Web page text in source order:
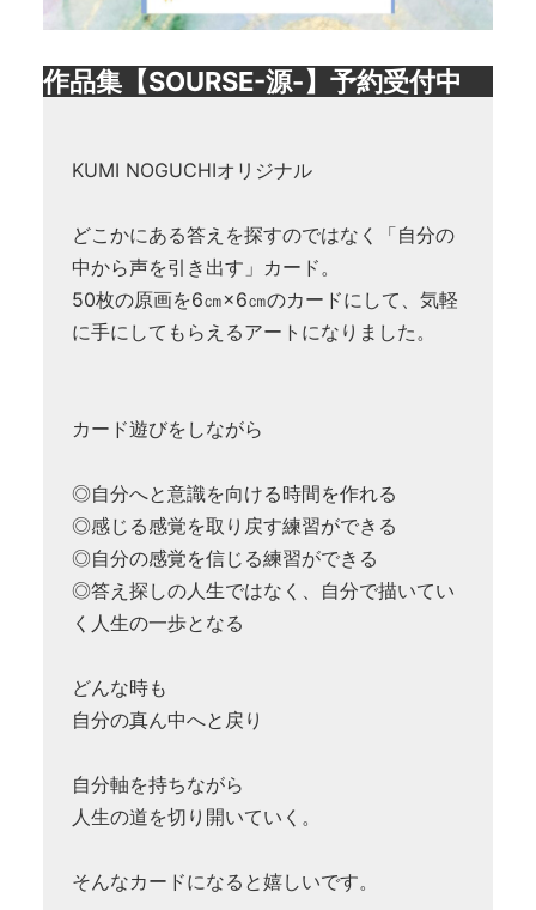
作品集【SOURSE-源-】予約受付中
KUMI NOGUCHIオリジナル
どこかにある答えを探すのではなく「自分の
中から声を引き出す」カード。
50枚の原画を6㎝×6㎝のカードにして、気軽
に手にしてもらえるアートになりました。
カード遊びをしながら
◎自分へと意識を向ける時間を作れる
◎感じる感覚を取り戻す練習ができる
◎自分の感覚を信じる練習ができる
◎答え探しの人生ではなく、自分で描いてい
く人生の一歩となる
どんな時も
自分の真ん中へと戻り
自分軸を持ちながら
人生の道を切り開いていく。
そんなカードになると嬉しいです。